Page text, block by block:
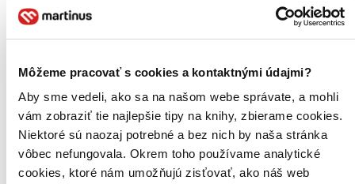
Môžeme pracovať s cookies a kontaktnými údajmi?
Aby sme vedeli, ako sa na našom webe správate, a mohli
vám zobraziť tie najlepšie tipy na knihy, zbierame cookies.
Niektoré sú naozaj potrebné a bez nich by naša stránka
vôbec nefungovala. Okrem toho používame analytické
cookies, ktoré nám umožňujú zisťovať, ako náš web
Spojené kráľovstvo (65 titulov)
Spojené kráľovstvo65
severský (24 titulov)
Slovensko (23 titulov)Slovensko23
Nemecko (15 titulov)Nemecko15
Čína (12 titulov)Čína12
Austrália (11 titulov)Austrália 11
Nórsko (9 titulov)Nórsko9
Švédsko (8 titulov)Švédsko8
Taliansko (8 titulov)Taliansko 8